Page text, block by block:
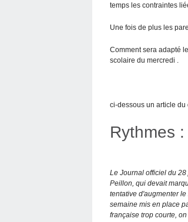
temps les contraintes
Une fois de plus les
Comment sera adapté
scolaire du mercredi .
ci-dessous un article
Rythmes
Le Journal officiel du
Peillon, qui devait
tentative d'augmenter
semaine mis en place
française trop courte,